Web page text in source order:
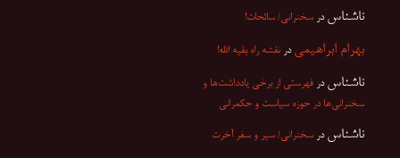
ناشناس در سخنرانی/ سائحات!
بهرام ابراهیمی درنقشه راه بقیه الله!
ناشناس در فهرستی از برخی یادداشت‌ها و
سخنرانی‌ها در حوزه سیاست و حکمرانی
ناشناس در سخنرانی/ سیر و سفر آخرت